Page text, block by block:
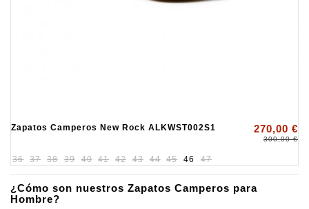
Zapatos Camperos New Rock ALKWST002S1 270,00 €
300,00 €
36 37 38 39 40 41 42 43 44 45 46 47
¿Cómo son nuestros Zapatos Camperos para
Hombre?